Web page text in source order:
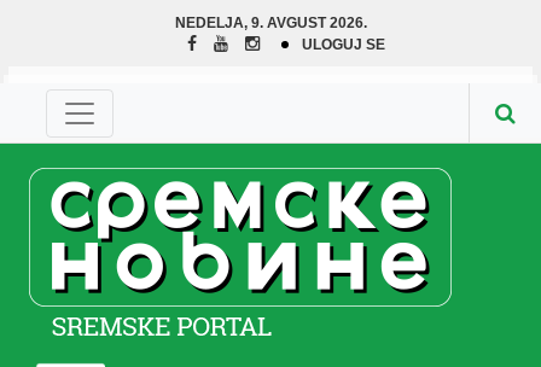
NEDELJA, 9. AVGUST 2026.
ULOGUJ SE